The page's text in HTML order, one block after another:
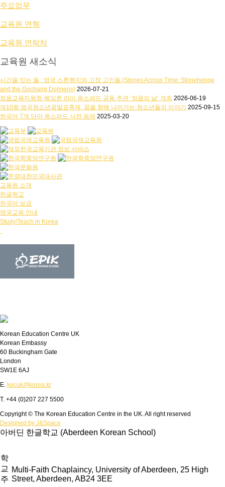
주요업무
교육원 연혁
교육원 연락처
교육원 새소식
시간을 잇는 돌 : 영국 스톤헨지와 고창 고인돌 (Stones Across Time: Stonehenge
and the Gochang Dolmens) 2026-07-21
정읍교육지원청·헤딩튼 라이 옥스퍼드 공동 주관 ‘정읍의 날’ 개최 2026-06-19
제10회 영국청소년꿈발표축제, 꿈을 향해 나아가는 청소년들의 이야기 2025-09-15
한국어 7개 단어 옥스퍼드 사전 등재 2025-03-20
교육원 소개
한글학교
한국어 보급
영국교육 안내
Study/Teach in Korea
Korean Education Centre UK
Korean Embassy
60 Buckingham Gate
London
SW1E 6AJ
E. kecuk@korea.kr
T. +44 (0)207 227 5500
Copyright © The Korean Education Centre in the UK. All right reserved
Designed by J&Space
아버딘 한글학교 (Aberdeen Korean School)
학
교
주
Multi-Faith Chaplaincy, University of Aberdeen, 25 High
Street, Aberdeen, AB24 3EE